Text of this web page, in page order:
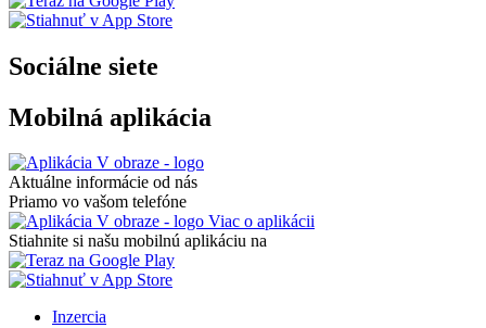
Sociálne siete
Mobilná aplikácia
Aktuálne informácie od nás
Priamo vo vašom telefóne
Viac o aplikácii
Stiahnite si našu mobilnú aplikáciu na
Inzercia